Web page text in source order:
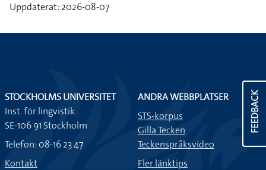
Uppdaterat: 2026-08-07
FEEDBACK
STOCKHOLMS UNIVERSITET
Inst. för lingvistik
SE-106 91 Stockholm
Telefon: 08-16 23 47
Kontakt
ANDRA WEBBPLATSER
STS-korpus
Gilla Tecken
Teckenspråksvideo
Fler länktips